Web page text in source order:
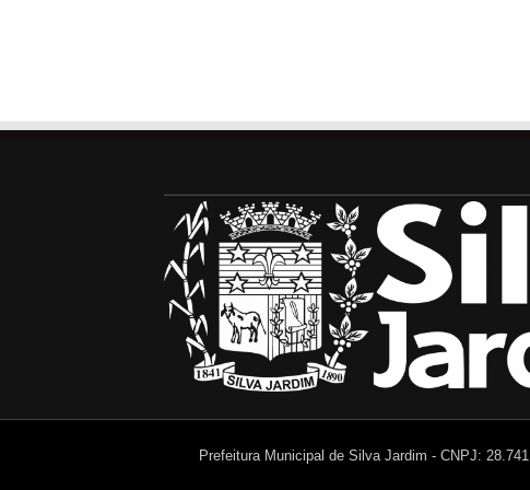
Prefeitura Municipal de Silva Jardim - CNPJ: